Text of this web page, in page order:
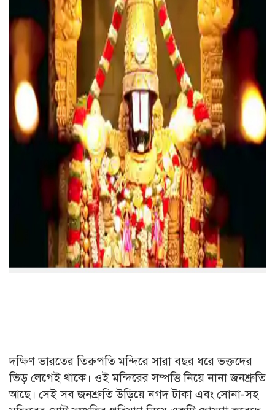
দক্ষিণ ভারতের তিরুপতি মন্দিরে সারা বছর ধরে ভক্তদের
ভিড় লেগেই থাকে। ওই মন্দিরের সম্পত্তি নিয়ে নানা জনশ্রুতি
আছে। সেই সব জনশ্রুতি উড়িয়ে নগদ টাকা এবং সোনা-সহ